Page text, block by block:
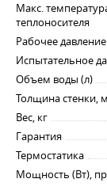
верхней
для
Применение
Радиаторы с
Макс.
теплоносителя
Рабочее давление
Испытательное
Объем воды (л)
Толщина стенки,
Вес, кг
Гарантия
Термостатика
Мощность (Вт),